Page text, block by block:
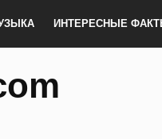
ИНТЕРЕСНЫЕ